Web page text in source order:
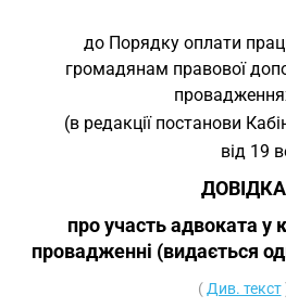
до Порядку оплати
громадянам правової
(в редакції постанови
від 19
ДОВІДКА
про участь адвоката у
провадженні (видається
( Див. текст